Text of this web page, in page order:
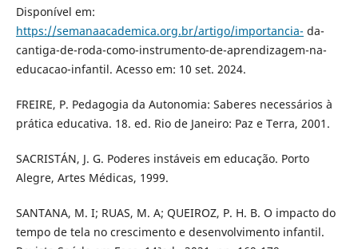
Disponível em:
https://semanaacademica.org.br/artigo/importancia- da-
cantiga-de-roda-como-instrumento-de-aprendizagem-na-
educacao-infantil. Acesso em: 10 set. 2024.
FREIRE, P. Pedagogia da Autonomia: Saberes necessários à
prática educativa. 18. ed. Rio de Janeiro: Paz e Terra, 2001.
SACRISTÁN, J. G. Poderes instáveis em educação. Porto
Alegre, Artes Médicas, 1999.
SANTANA, M. I; RUAS, M. A; QUEIROZ, P. H. B. O impacto do
tempo de tela no crescimento e desenvolvimento infantil.